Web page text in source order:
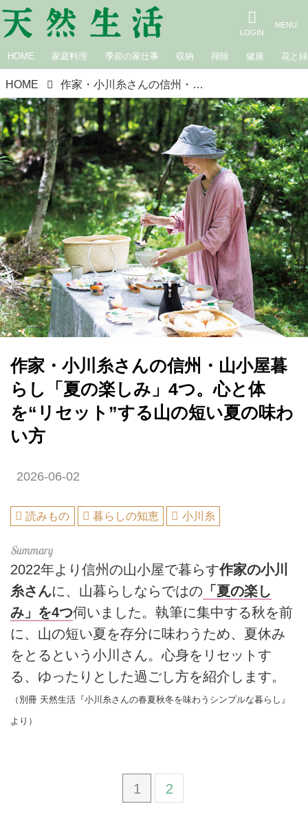
HOME 家庭料理 季節の家仕事 収納 掃除 健康 花と緑
HOME 作家・小川糸さんの信州・山小屋暮らし「夏の楽しみ」4つ。心と体を“リセット”する山の短い夏の味わい方
作家・小川糸さんの信州・山小屋暮
らし「夏の楽しみ」4つ。心と体
を“リセット”する山の短い夏の味わ
い方
2026-06-02
読みもの 暮らしの知恵 小川糸
2022年より信州の山小屋で暮らす作家の小川
糸さんに、山暮らしならではの 「夏の楽し
み」を4つ伺いました。執筆に集中する秋を前
に、山の短い夏を存分に味わうため、夏休み
をとるという小川さん。心身をリセットす
る、ゆったりとした過ごし方を紹介します。
（別冊 天然生活『小川糸さんの春夏秋冬を味わうシンプルな暮らし』
より）
1 2